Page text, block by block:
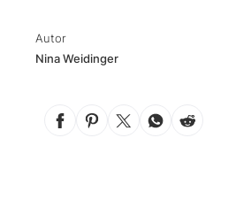
Autor
Nina Weidinger